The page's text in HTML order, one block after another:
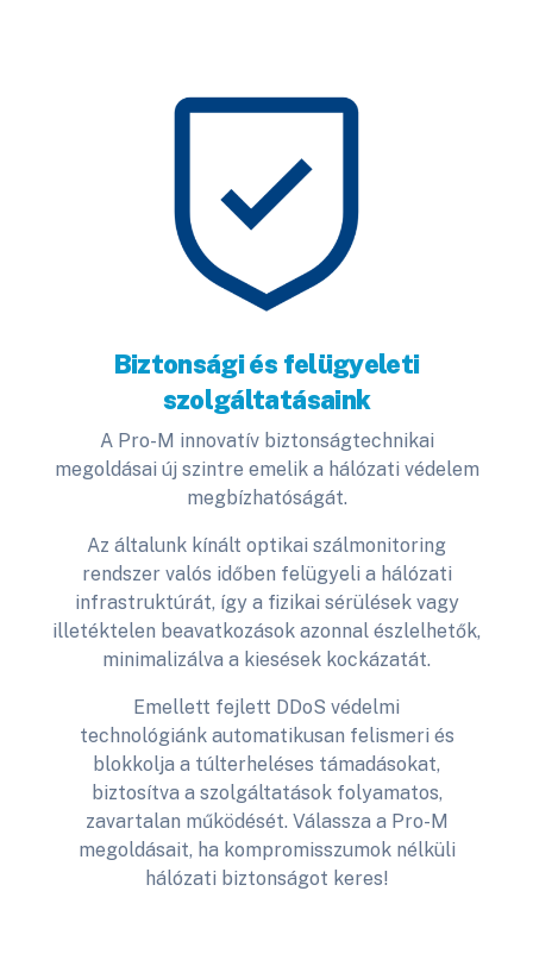
Biztonsági és felügyeleti
szolgáltatásaink
A Pro-M innovatív biztonságtechnikai
megoldásai új szintre emelik a hálózati védelem
megbízhatóságát.
Az általunk kínált optikai szálmonitoring
rendszer valós időben felügyeli a hálózati
infrastruktúrát, így a fizikai sérülések vagy
illetéktelen beavatkozások azonnal észlelhetők,
minimalizálva a kiesések kockázatát.
Emellett fejlett DDoS védelmi
technológiánk automatikusan felismeri és
blokkolja a túlterheléses támadásokat,
biztosítva a szolgáltatások folyamatos,
zavartalan működését. Válassza a Pro-M
megoldásait, ha kompromisszumok nélküli
hálózati biztonságot keres!